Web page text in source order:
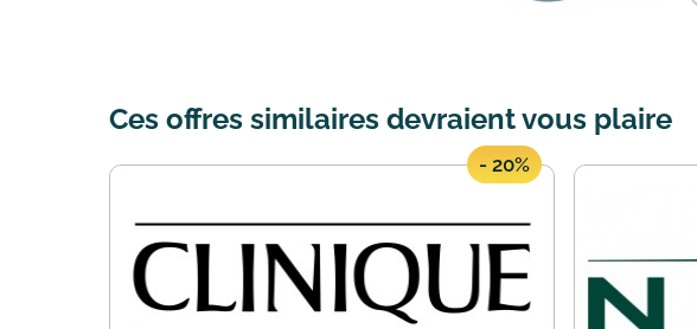
Ces offres similaires devraient vous plaire
- 20%